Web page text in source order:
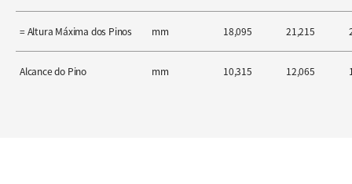
= Altura Máxima dos Pinos mm 18,095 21,215
Alcance do Pino mm 10,315 12,065